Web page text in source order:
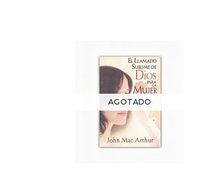
AGOTADO